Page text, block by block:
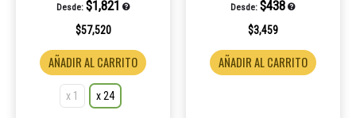
Desde: $1,821
$57,520
AÑADIR AL CARRITO
x 1 x 24
Desde: $438
$3,459
AÑADIR AL CARRITO